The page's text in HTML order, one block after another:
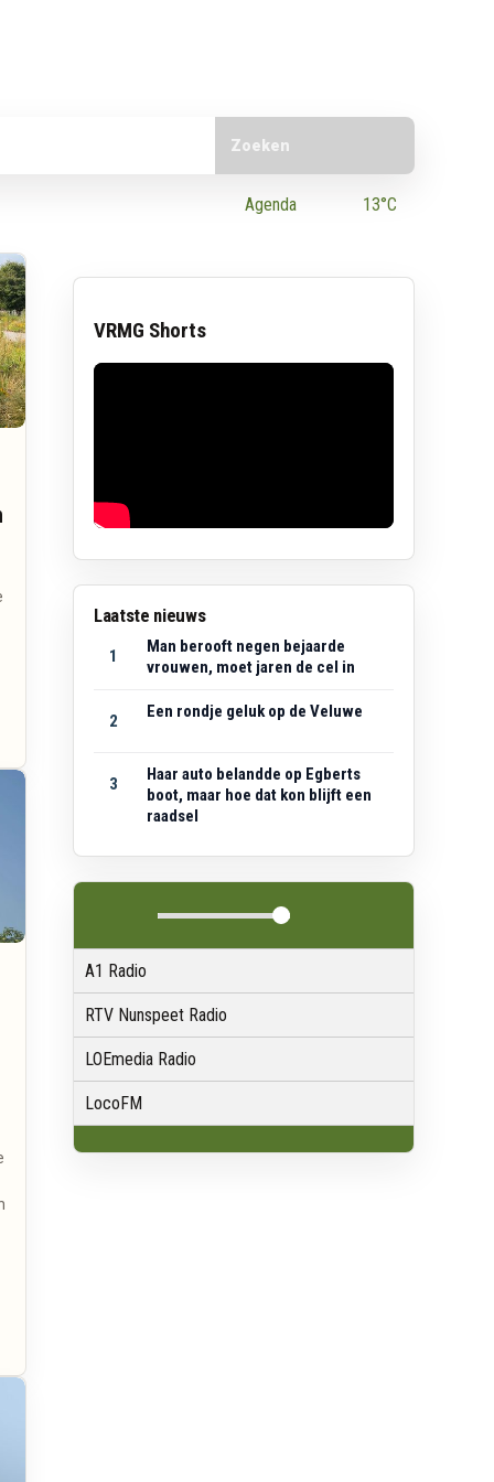
Agenda 13°C
VRMG Shorts
Laatste nieuws
1
Man berooft negen bejaarde
vrouwen, moet jaren de cel in
2 Een rondje geluk op de Veluwe
3
Haar auto belandde op Egberts
boot, maar hoe dat kon blijft een
raadsel
A1 Radio
RTV Nunspeet Radio
LOEmedia Radio
LocoFM